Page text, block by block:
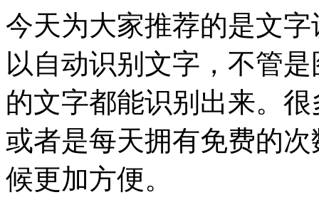
今天为大家推荐的是文
以自动识别文字，不管
的文字都能识别出来。
或者是每天拥有免费的
候更加方便。